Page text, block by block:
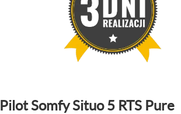
Pilot Somfy Situo 5 RTS Pure